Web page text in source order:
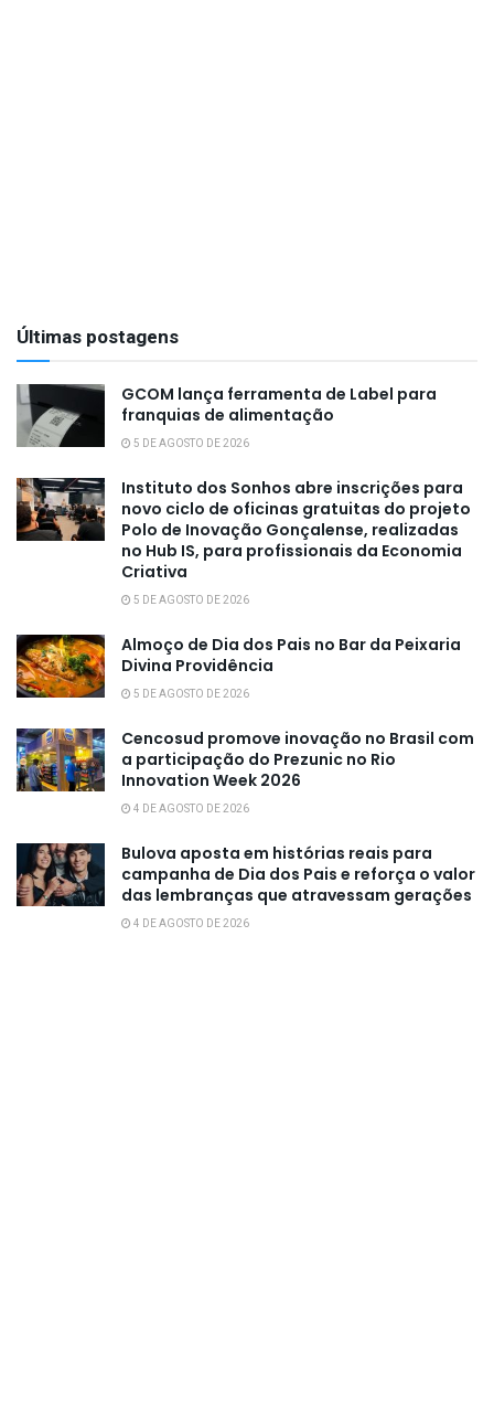
Últimas postagens
GCOM lança ferramenta de Label para
franquias de alimentação
5 DE AGOSTO DE 2026
Instituto dos Sonhos abre inscrições para
novo ciclo de oficinas gratuitas do projeto
Polo de Inovação Gonçalense, realizadas
no Hub IS, para profissionais da Economia
Criativa
5 DE AGOSTO DE 2026
Almoço de Dia dos Pais no Bar da Peixaria
Divina Providência
5 DE AGOSTO DE 2026
Cencosud promove inovação no Brasil com
a participação do Prezunic no Rio
Innovation Week 2026
4 DE AGOSTO DE 2026
Bulova aposta em histórias reais para
campanha de Dia dos Pais e reforça o valor
das lembranças que atravessam gerações
4 DE AGOSTO DE 2026